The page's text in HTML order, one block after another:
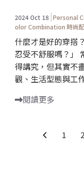
2024 Oct 18 Personal
olor Combination 時尚
什麼才是好的穿搭
忍受不舒服嗎？」
得講究，但其實不
觀、生活型態與工
閱讀更多
1 2